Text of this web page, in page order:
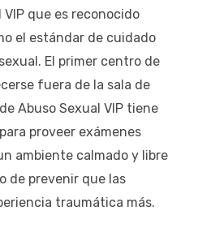
que es reconocido
el estándar de cuidado
El primer centro de
fuera de la sala de
Abuso Sexual VIP tiene
proveer exámenes
ambiente calmado y libre
de prevenir que las
traumática más.